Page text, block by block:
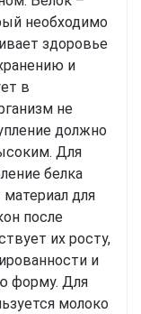
необходимо
здоровье
и
в
не
должно
Для
белка
для
после
их росту,
и
форму. Для
молоко